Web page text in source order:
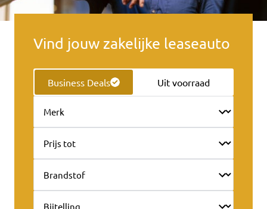
Vind jouw zakelijke leaseauto
Business Deals Uit voorraad